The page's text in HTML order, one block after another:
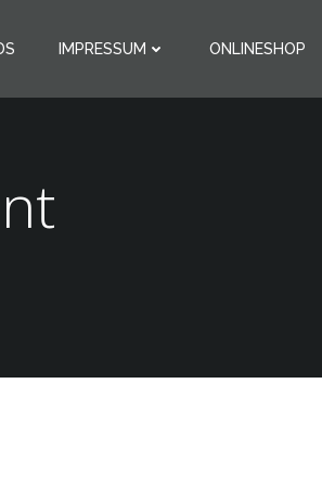
IMPRESSUM ONLINESHOP